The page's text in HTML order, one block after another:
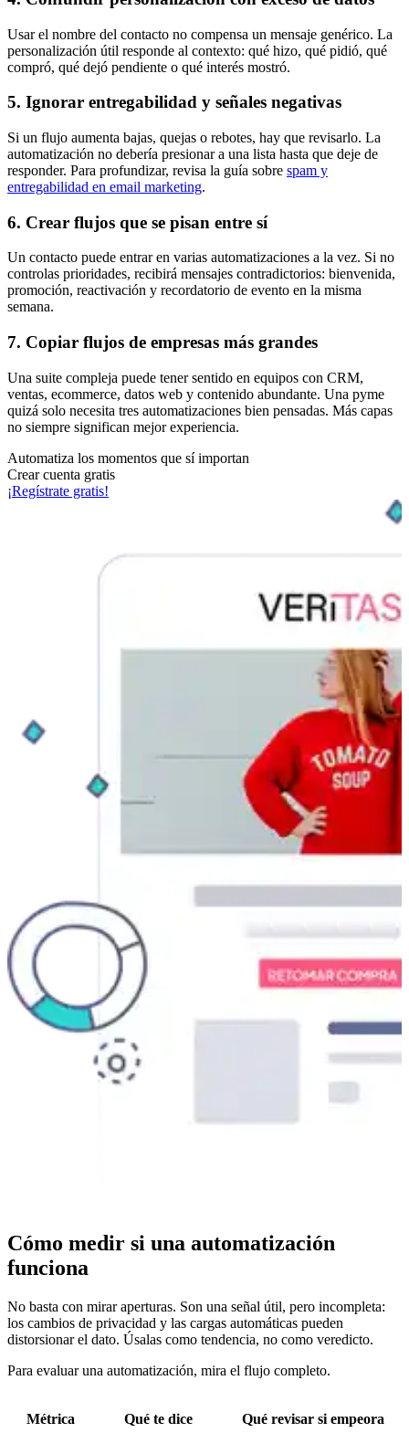
Usar el nombre del contacto no compensa un mensaje genérico. La
personalización útil responde al contexto: qué hizo, qué pidió, qué
compró, qué dejó pendiente o qué interés mostró.
5. Ignorar entregabilidad y señales negativas
Si un flujo aumenta bajas, quejas o rebotes, hay que revisarlo. La
automatización no debería presionar a una lista hasta que deje de
responder. Para profundizar, revisa la guía sobre spam y
entregabilidad en email marketing.
6. Crear flujos que se pisan entre sí
Un contacto puede entrar en varias automatizaciones a la vez. Si no
controlas prioridades, recibirá mensajes contradictorios: bienvenida,
promoción, reactivación y recordatorio de evento en la misma
semana.
7. Copiar flujos de empresas más grandes
Una suite compleja puede tener sentido en equipos con CRM,
ventas, ecommerce, datos web y contenido abundante. Una pyme
quizá solo necesita tres automatizaciones bien pensadas. Más capas
no siempre significan mejor experiencia.
Automatiza los momentos que sí importan
Crear cuenta gratis
¡Regístrate gratis!
Cómo medir si una automatización
funciona
No basta con mirar aperturas. Son una señal útil, pero incompleta:
los cambios de privacidad y las cargas automáticas pueden
distorsionar el dato. Úsalas como tendencia, no como veredicto.
Para evaluar una automatización, mira el flujo completo.
Métrica Qué te dice Qué revisar si empeora